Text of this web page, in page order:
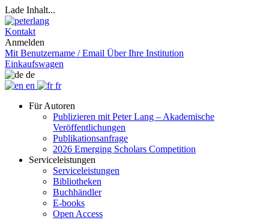
Lade Inhalt...
Kontakt
Anmelden
Mit Benutzername / Email Über Ihre Institution
Einkaufswagen
de
en
fr
Für Autoren
Publizieren mit Peter Lang – Akademische
Veröffentlichungen
Publikationsanfrage
2026 Emerging Scholars Competition
Serviceleistungen
Serviceleistungen
Bibliotheken
Buchhändler
E-books
Open Access